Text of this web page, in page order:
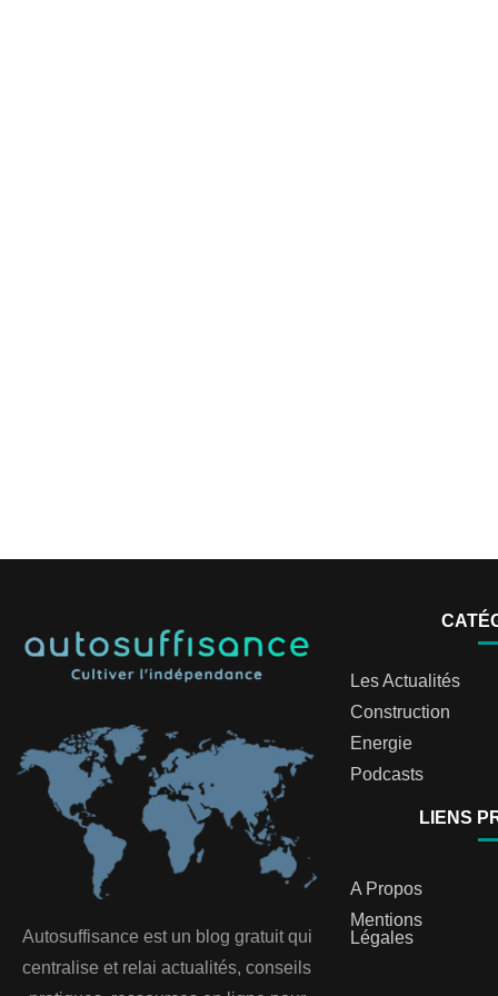
Autosuffisance est un blog gratuit qui
centralise et relai actualités, conseils
Les Actualités
Construction
Energie
Podcasts
LIENS
A Propos
Mentions
Légales